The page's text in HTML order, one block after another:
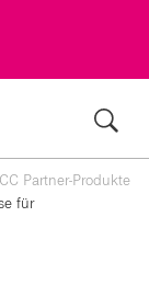
Partner-Produkte
für